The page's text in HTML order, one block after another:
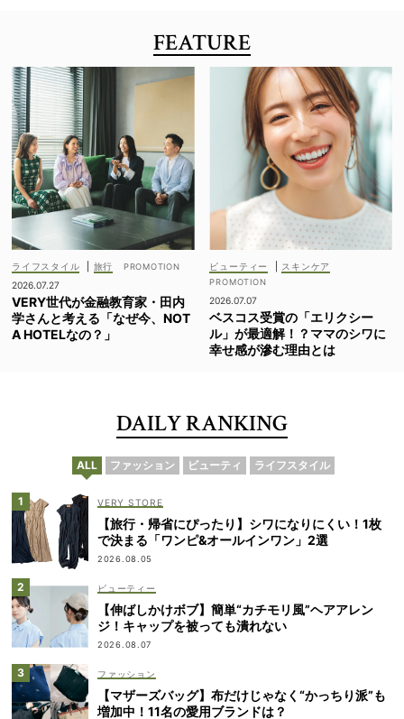
FEATURE
ライフスタイル
旅行
2026.07.27
VERY世代が金融教育家・田内
学さんと考える「なぜ今、NOT
A HOTELなの？」
ビューティー スキンケア
2026.07.07
ベスコス受賞の「エリクシー
ル」が最適解！？ママのシワに
幸せ感が滲む理由とは
DAILY RANKING
ALL ファッション ビューティ ライフスタイル
VERY STORE
【旅行・帰省にぴったり】シワになりにくい！1枚
で決まる「ワンピ&オールインワン」2選
2026.08.05
ビューティー
【伸ばしかけボブ】簡単“カチモリ風”ヘアアレン
ジ！キャップを被っても潰れない
2026.08.07
ファッション
【マザーズバッグ】布だけじゃなく“かっちり派”も
増加中！11名の愛用ブランドは？